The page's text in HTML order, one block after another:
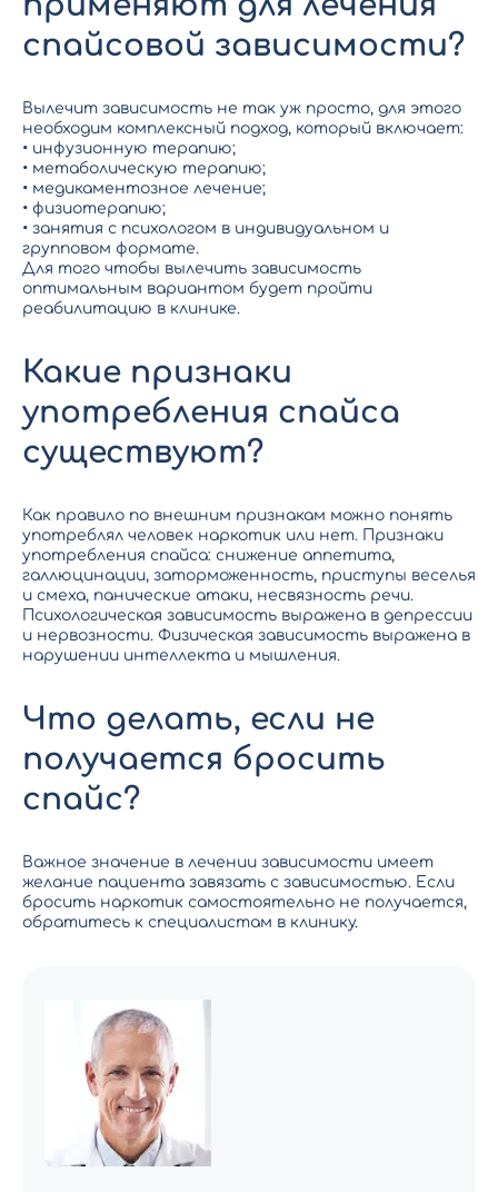
спайсовой зависимости?
Вылечит зависимость не так уж просто, для этого
необходим комплексный подход, который включает:
• инфузионную терапию;
• метаболическую терапию;
• медикаментозное лечение;
• физиотерапию;
• занятия с психологом в индивидуальном и
групповом формате.
Для того чтобы вылечить зависимость
оптимальным вариантом будет пройти
реабилитацию в клинике.
Какие признаки
употребления спайса
существуют?
Как правило по внешним признакам можно понять
употреблял человек наркотик или нет. Признаки
употребления спайса: снижение аппетита,
галлюцинации, заторможенность, приступы веселья
и смеха, панические атаки, несвязность речи.
Психологическая зависимость выражена в депрессии
и нервозности. Физическая зависимость выражена в
нарушении интеллекта и мышления.
Что делать, если не
получается бросить
спайс?
Важное значение в лечении зависимости имеет
желание пациента завязать с зависимостью. Если
бросить наркотик самостоятельно не получается,
обратитесь к специалистам в клинику.